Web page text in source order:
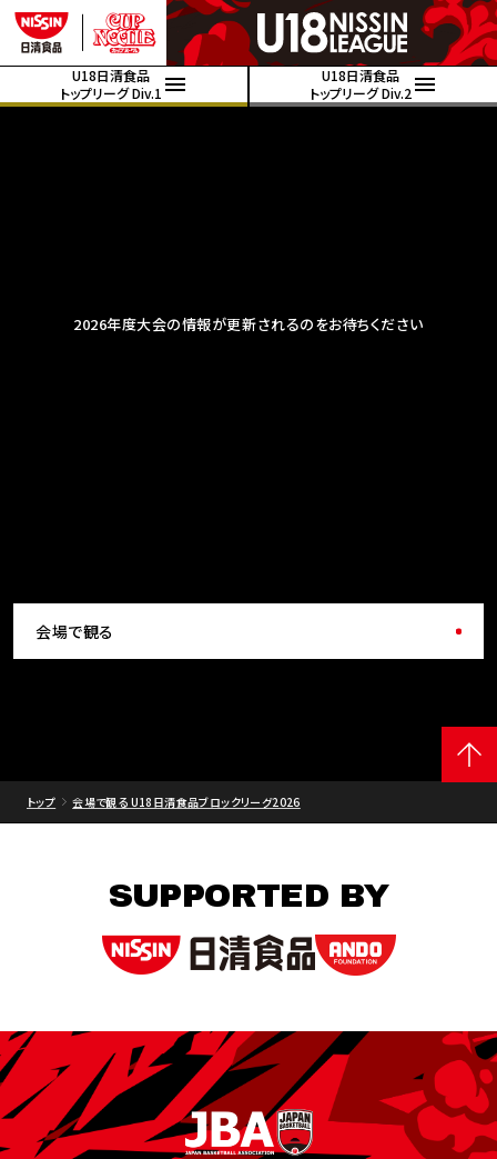
U18日清食品
トップリーグ Div.1
U18日清食品
トップリーグ Div.2
2026年度大会の情報が更新されるのをお待ちください
会場で観る
トップ 会場で観る U18日清食品ブロックリーグ2026
SUPPORTED BY